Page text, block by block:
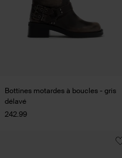
Bottines motardes à boucles - gris
délavé
242.99